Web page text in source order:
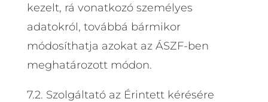
kezelt, rá vonatkozó személyes
adatokról, továbbá bármikor
módosíthatja azokat az ÁSZF-ben
meghatározott módon.
7.2. Szolgáltató az Érintett kérésére